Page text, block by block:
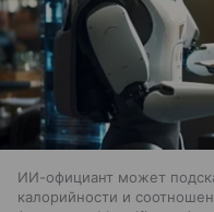
ИИ-официант может
калорийности и